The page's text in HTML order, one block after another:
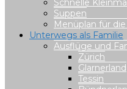
Schnelle
Suppen
Menüplan für
Unterwegs als Familie
Ausflüge und
Zürich
Glarnerland
Tessin